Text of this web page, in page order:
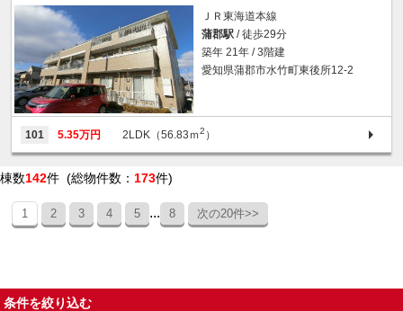
ＪＲ東海道本線
蒲郡駅 / 徒歩29分
築年 21年 / 3階建
愛知県蒲郡市水竹町東後所12-2
101 5.35万円 2LDK（56.83ｍ2 ）
棟数142件 (総物件数： 173件)
1 2 3 4 5 ... 8 次の20件>>
条件を絞り込む